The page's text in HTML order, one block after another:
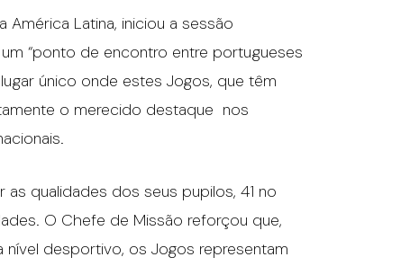
América Latina, iniciou a sessão
“ponto de encontro entre portugueses
único onde estes Jogos, que têm
o merecido destaque nos
qualidades dos seus pupilos, 41 no
O Chefe de Missão reforçou que,
desportivo, os Jogos representam